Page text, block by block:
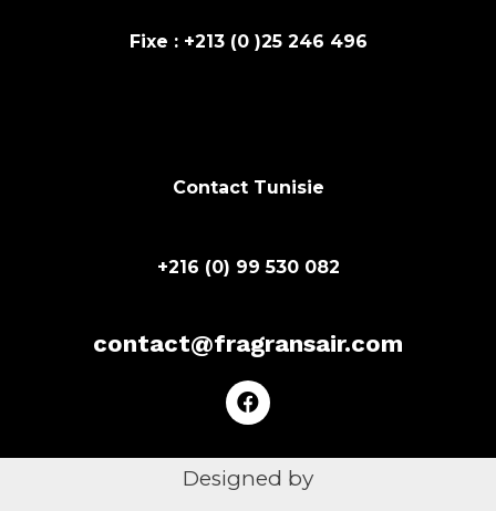
Fixe : +213 (0 )25 246 496
Contact Tunisie
+216 (0) 99 530 082
contact@fragransair.com
Designed by